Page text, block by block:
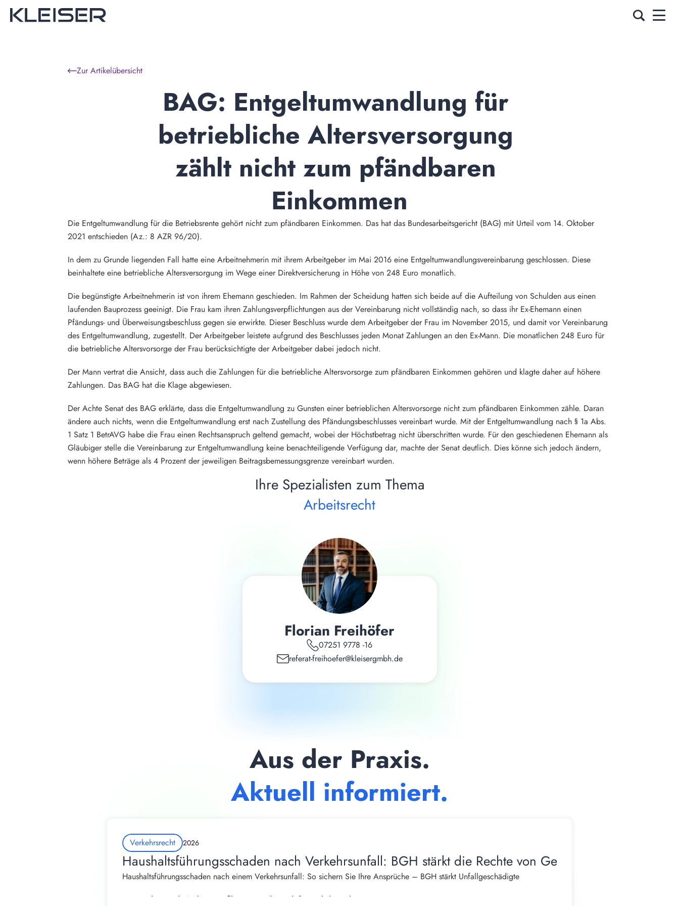
Zur Artikelübersicht
BAG: Entgeltumwandlung für
betriebliche Altersversorgung
zählt nicht zum pfändbaren
Einkommen
Die Entgeltumwandlung für die Betriebsrente gehört nicht zum pfändbaren Einkommen. Das hat das Bundesarbeitsgericht (BAG) mit Urteil vom 14. Oktober
2021 entschieden (Az.: 8 AZR 96/20).
In dem zu Grunde liegenden Fall hatte eine Arbeitnehmerin mit ihrem Arbeitgeber im Mai 2016 eine Entgeltumwandlungsvereinbarung geschlossen. Diese
beinhaltete eine betriebliche Altersversorgung im Wege einer Direktversicherung in Höhe von 248 Euro monatlich.
Die begünstigte Arbeitnehmerin ist von ihrem Ehemann geschieden. Im Rahmen der Scheidung hatten sich beide auf die Aufteilung von Schulden aus einen
laufenden Bauprozess geeinigt. Die Frau kam ihren Zahlungsverpflichtungen aus der Vereinbarung nicht vollständig nach, so dass ihr Ex-Ehemann einen
Pfändungs- und Überweisungsbeschluss gegen sie erwirkte. Dieser Beschluss wurde dem Arbeitgeber der Frau im November 2015, und damit vor Vereinbarung
des Entgeltumwandlung, zugestellt. Der Arbeitgeber leistete aufgrund des Beschlusses jeden Monat Zahlungen an den Ex-Mann. Die monatlichen 248 Euro für
die betriebliche Altersvorsorge der Frau berücksichtigte der Arbeitgeber dabei jedoch nicht.
Der Mann vertrat die Ansicht, dass auch die Zahlungen für die betriebliche Altersvorsorge zum pfändbaren Einkommen gehören und klagte daher auf höhere
Zahlungen. Das BAG hat die Klage abgewiesen.
Der Achte Senat des BAG erklärte, dass die Entgeltumwandlung zu Gunsten einer betrieblichen Altersvorsorge nicht zum pfändbaren Einkommen zähle. Daran
ändere auch nichts, wenn die Entgeltumwandlung erst nach Zustellung des Pfändungsbeschlusses vereinbart wurde. Mit der Entgeltumwandlung nach § 1a Abs.
1 Satz 1 BetrAVG habe die Frau einen Rechtsanspruch geltend gemacht, wobei der Höchstbetrag nicht überschritten wurde. Für den geschiedenen Ehemann als
Gläubiger stelle die Vereinbarung zur Entgeltumwandlung keine benachteiligende Verfügung dar, machte der Senat deutlich. Dies könne sich jedoch ändern,
wenn höhere Beträge als 4 Prozent der jeweiligen Beitragsbemessungsgrenze vereinbart wurden.
Ihre Spezialisten zum Thema
Arbeitsrecht
Florian Freihöfer
07251 9778 -16
referat-freihoefer@kleisergmbh.de
Aus der Praxis.
Aktuell informiert.
Verkehrsrecht 2026
Haushaltsführungsschaden nach Verkehrsunfall: BGH stärkt die Rechte von Geschädigten
Haushaltsführungsschaden nach einem Verkehrsunfall: So sichern Sie Ihre Ansprüche – BGH stärkt Unfallgeschädigte
Von Rechtsanwalt Andrew Straßburger, Fachanwalt für Verkehrsrecht